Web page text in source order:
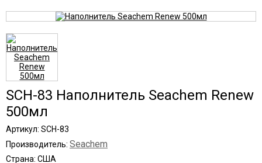
SCH-83 Наполнитель Seachem Renew
500мл
Артикул: SCH-83
Производитель: Seachem
Страна: США